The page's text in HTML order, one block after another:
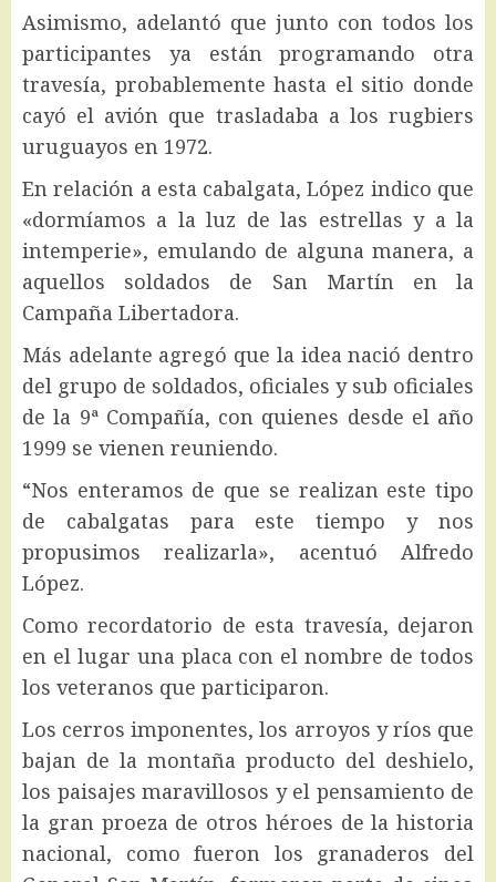
Asimismo, adelantó que junto con todos los
participantes ya están programando otra
travesía, probablemente hasta el sitio donde
cayó el avión que trasladaba a los rugbiers
uruguayos en 1972.
En relación a esta cabalgata, López indico que
«dormíamos a la luz de las estrellas y a la
intemperie», emulando de alguna manera, a
aquellos soldados de San Martín en la
Campaña Libertadora.
Más adelante agregó que la idea nació dentro
del grupo de soldados, oficiales y sub oficiales
de la 9ª Compañía, con quienes desde el año
1999 se vienen reuniendo.
“Nos enteramos de que se realizan este tipo
de cabalgatas para este tiempo y nos
propusimos realizarla», acentuó Alfredo
López.
Como recordatorio de esta travesía, dejaron
en el lugar una placa con el nombre de todos
los veteranos que participaron.
Los cerros imponentes, los arroyos y ríos que
bajan de la montaña producto del deshielo,
los paisajes maravillosos y el pensamiento de
la gran proeza de otros héroes de la historia
nacional, como fueron los granaderos del